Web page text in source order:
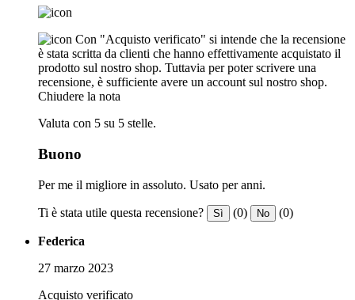
Con "Acquisto verificato" si intende che la recensione
è stata scritta da clienti che hanno effettivamente acquistato il
prodotto sul nostro shop. Tuttavia per poter scrivere una
recensione, è sufficiente avere un account sul nostro shop.
Chiudere la nota
Valuta con 5 su 5 stelle.
Buono
Per me il migliore in assoluto. Usato per anni.
Ti è stata utile questa recensione? Sì (0) No (0)
Federica
27 marzo 2023
Acquisto verificato